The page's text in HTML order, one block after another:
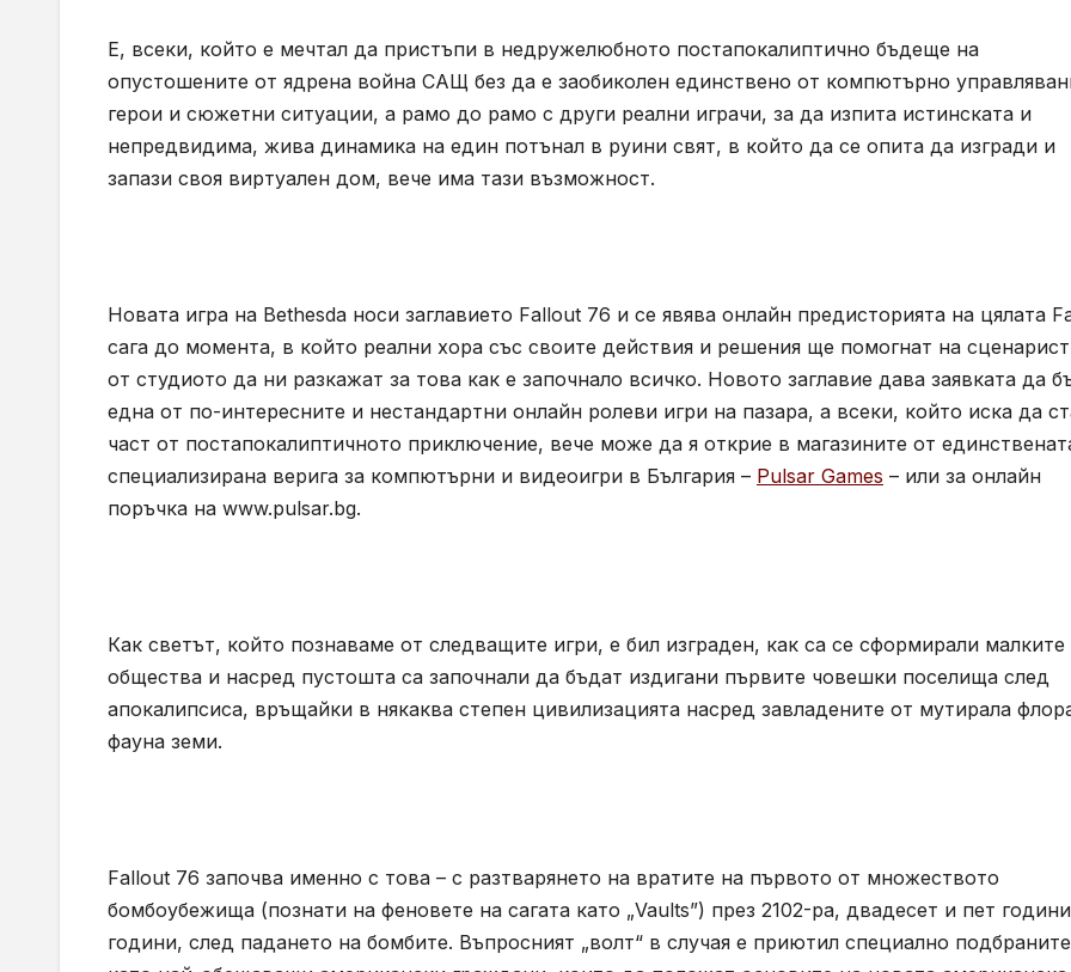
Е, всеки, който е мечтал да пристъпи в недружелюбното постапокалиптично бъдеще на
опустошените от ядрена война САЩ без да е заобиколен единствено от компютърно
герои и сюжетни ситуации, а рамо до рамо с други реални играчи, за да изпита истинската и
непредвидима, жива динамика на един потънал в руини свят, в който да се опита да изгради и
запази своя виртуален дом, вече има тази възможност.
Новата игра на Bethesda носи заглавието Fallout 76 и се явява онлайн предисторията на цялата
сага до момента, в който реални хора със своите действия и решения ще помогнат на
от студиото да ни разкажат за това как е започнало всичко. Новото заглавие дава заявката да
една от по-интересните и нестандартни онлайн ролеви игри на пазара, а всеки, който иска да
част от постапокалиптичното приключение, вече може да я открие в магазините от
специализирана верига за компютърни и видеоигри в България – Pulsar Games – или за онлайн
поръчка на www.pulsar.bg.
Как светът, който познаваме от следващите игри, е бил изграден, как са се сформирали малките
общества и насред пустошта са започнали да бъдат издигани първите човешки поселища след
апокалипсиса, връщайки в някаква степен цивилизацията насред завладените от мутирала
фауна земи.
Fallout 76 започва именно с това – с разтварянето на вратите на първото от множеството
бомбоубежища (познати на феновете на сагата като „Vaults”) през 2102-ра, двадесет и пет години
години, след падането на бомбите. Въпросният „волт“ в случая е приютил специално подбраните